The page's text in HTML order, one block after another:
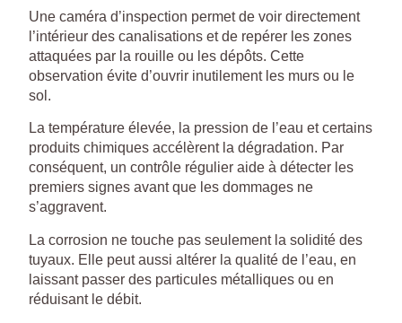
Une caméra d’inspection permet de voir directement
l’intérieur des canalisations et de repérer les zones
attaquées par la rouille ou les dépôts. Cette
observation évite d’ouvrir inutilement les murs ou le
sol.
La température élevée, la pression de l’eau et certains
produits chimiques accélèrent la dégradation. Par
conséquent, un contrôle régulier aide à détecter les
premiers signes avant que les dommages ne
s’aggravent.
La corrosion ne touche pas seulement la solidité des
tuyaux. Elle peut aussi altérer la qualité de l’eau, en
laissant passer des particules métalliques ou en
réduisant le débit.